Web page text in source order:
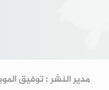
مدير النشر : توفيق